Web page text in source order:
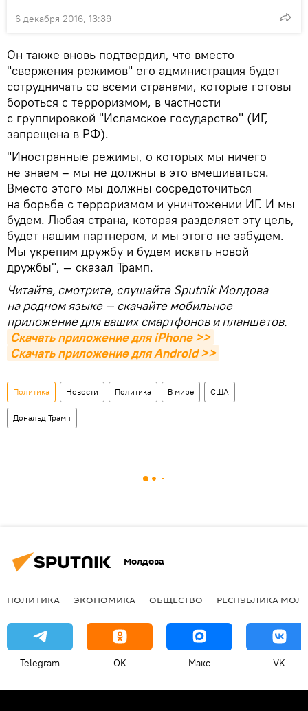
6 декабря 2016, 13:39
Он также вновь подтвердил, что вместо
"свержения режимов" его администрация будет
сотрудничать со всеми странами, которые готовы
бороться с терроризмом, в частности
с группировкой "Исламское государство" (ИГ,
запрещена в РФ).
"Иностранные режимы, о которых мы ничего
не знаем – мы не должны в это вмешиваться.
Вместо этого мы должны сосредоточиться
на борьбе с терроризмом и уничтожении ИГ. И мы
будем. Любая страна, которая разделяет эту цель,
будет нашим партнером, и мы этого не забудем.
Мы укрепим дружбу и будем искать новой
дружбы", — сказал Трамп.
Читайте, смотрите, слушайте Sputnik Молдова
на родном языке — скачайте мобильное
приложение для ваших смартфонов и планшетов.
Скачать приложение для iPhone >>
Скачать приложение для Android >>
Политика Новости Политика В мире США
Дональд Трамп
Молдова
ПОЛИТИКА ЭКОНОМИКА ОБЩЕСТВО РЕСПУБЛИКА
Telegram OK Макс VK